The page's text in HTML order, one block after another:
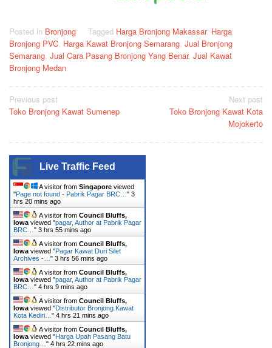
Posted in Bronjong Tagged Harga Bronjong Makassar, Harga
Bronjong PVC, Harga Kawat Bronjong Semarang, Jual Bronjong
Semarang, Jual Cara Pasang Bronjong Yang Benar, Jual Kawat
Bronjong Medan
Post
navigation
Previous post
Toko Bronjong Kawat Sumenep
Next post
Toko Bronjong Kawat Kota
Mojokerto
Live Traffic Feed
A visitor from Singapore viewed
"Page not found - Pabrik Pagar BRC… " 3
hrs 20 mins ago
A visitor from Council Bluffs,
Iowa viewed "pagar, Author at Pabrik Pagar
BRC… " 3 hrs 55 mins ago
A visitor from Council Bluffs,
Iowa viewed "Pagar Kawat Duri Silet
Archives -… " 3 hrs 56 mins ago
A visitor from Council Bluffs,
Iowa viewed "pagar, Author at Pabrik Pagar
BRC… " 4 hrs 9 mins ago
A visitor from Council Bluffs,
Iowa viewed "Distributor Bronjong Kawat
Kota Kediri… " 4 hrs 21 mins ago
A visitor from Council Bluffs,
Iowa viewed "Harga Upah Pasang Batu
Bronjong… " 4 hrs 22 mins ago